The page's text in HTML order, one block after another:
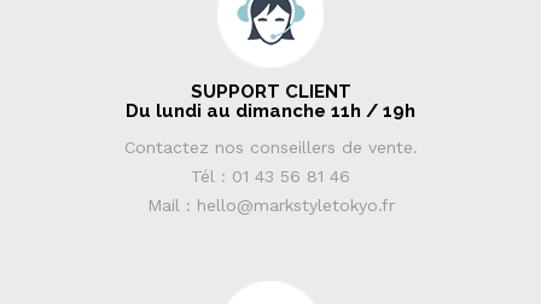
SUPPORT CLIENT
Du lundi au dimanche 11h / 19h
Contactez nos conseillers de vente.
Tél : 01 43 56 81 46
Mail : hello@markstyletokyo.fr